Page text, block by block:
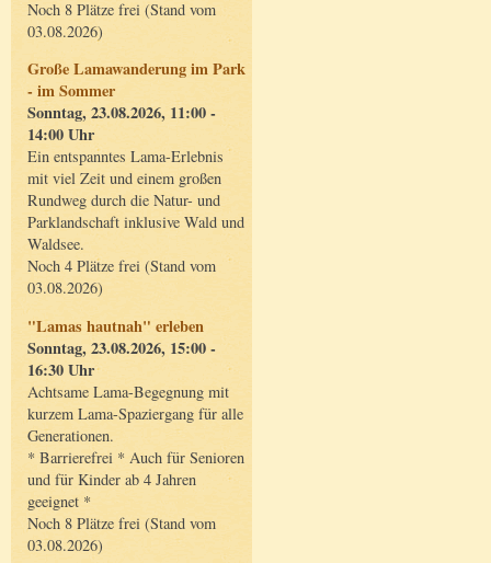
Noch 8 Plätze frei (Stand vom
03.08.2026)
Große Lamawanderung im Park
- im Sommer
Sonntag, 23.08.2026, 11:00 -
14:00 Uhr
Ein entspanntes Lama-Erlebnis
mit viel Zeit und einem großen
Rundweg durch die Natur- und
Parklandschaft inklusive Wald und
Waldsee.
Noch 4 Plätze frei (Stand vom
03.08.2026)
"Lamas hautnah" erleben
Sonntag, 23.08.2026, 15:00 -
16:30 Uhr
Achtsame Lama-Begegnung mit
kurzem Lama-Spaziergang für alle
Generationen.
* Barrierefrei * Auch für Senioren
und für Kinder ab 4 Jahren
geeignet *
Noch 8 Plätze frei (Stand vom
03.08.2026)